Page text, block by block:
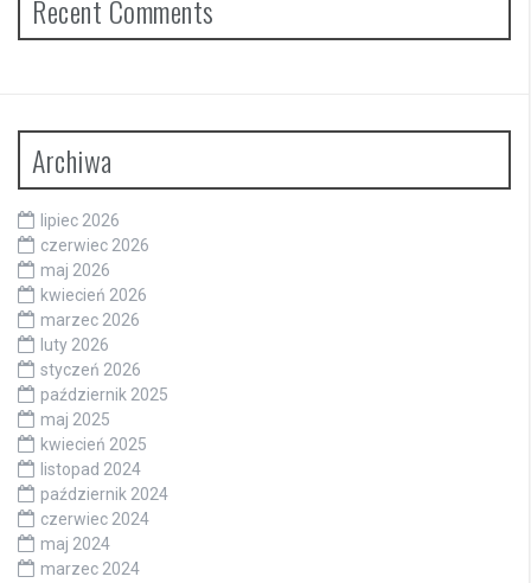
Recent Comments
Archiwa
lipiec 2026
czerwiec 2026
maj 2026
kwiecień 2026
marzec 2026
luty 2026
styczeń 2026
październik 2025
maj 2025
kwiecień 2025
listopad 2024
październik 2024
czerwiec 2024
maj 2024
marzec 2024